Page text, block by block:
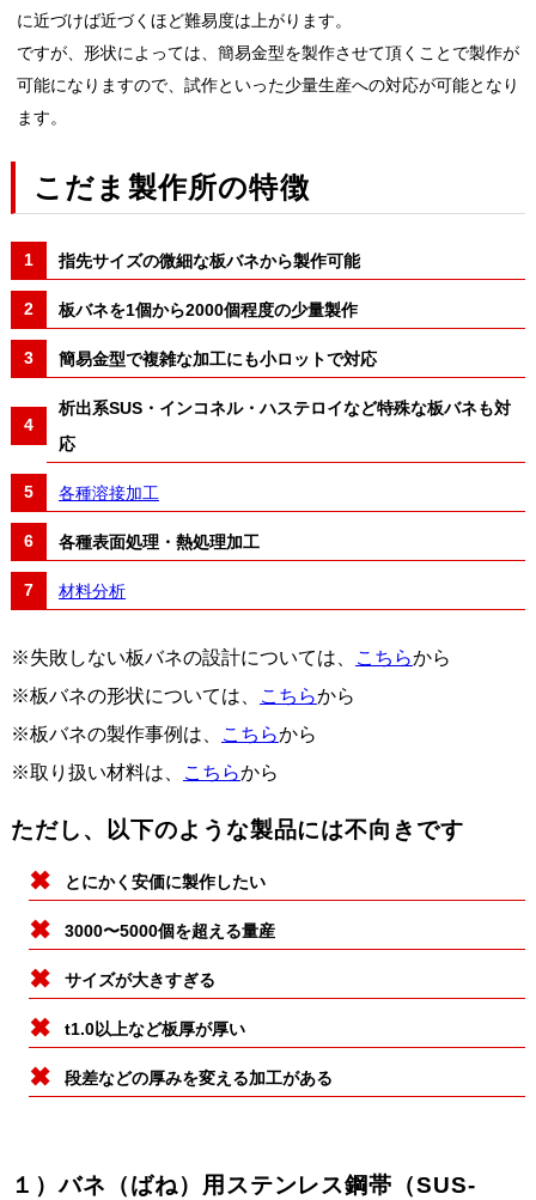
に近づけば近づくほど難易度は上がります。
ですが、形状によっては、簡易金型を製作させて頂くことで製作が
可能になりますので、試作といった少量生産への対応が可能となり
ます。
こだま製作所の特徴
指先サイズの微細な板バネから製作可能
板バネを1個から2000個程度の少量製作
簡易金型で複雑な加工にも小ロットで対応
析出系SUS・インコネル・ハステロイなど特殊な板バネも対
応
各種溶接加工
各種表面処理・熱処理加工
材料分析
※失敗しない板バネの設計については、 こちらから
※板バネの形状については、
こちらから
※板バネの製作事例は、
こちらから
※取り扱い材料は、
こちらから
ただし、以下のような製品には不向きです
とにかく安価に製作したい
3000〜5000個を超える量産
サイズが大きすぎる
t1.0以上など板厚が厚い
段差などの厚みを変える加工がある
１）バネ（ばね）用ステンレス鋼帯（SUS-